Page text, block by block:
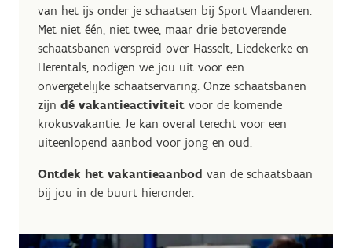
van het ijs onder je schaatsen bij Sport Vlaanderen.
Met niet één, niet twee, maar drie betoverende
schaatsbanen verspreid over Hasselt, Liedekerke en
Herentals, nodigen we jou uit voor een
onvergetelijke schaatservaring. Onze schaatsbanen
zijn dé vakantieactiviteit voor de komende
krokusvakantie. Je kan overal terecht voor een
uiteenlopend aanbod voor jong en oud.
Ontdek het vakantieaanbod van de schaatsbaan
bij jou in de buurt hieronder.